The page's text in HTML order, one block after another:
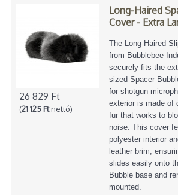
26 829 Ft
(21 125 Ftnettó)
Long-Haired
Cover - Extra
The Long-Haired
from Bubblebee
securely fits the
sized Spacer
for shotgun
exterior is made of
fur that works to
noise. This cover
polyester interior
leather brim,
slides easily onto
Bubble base and
mounted.